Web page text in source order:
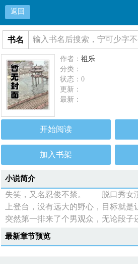
返回
书名
作者：祖乐
分类：
状态：0
更新：
最新：
开始阅读
加入书架
小说简介
失笑，又名忍俊不禁。 脱口秀女
上登台，没有远大的野心，目标就是
突然第一排来了个男观众，无论段子
最新章节预览